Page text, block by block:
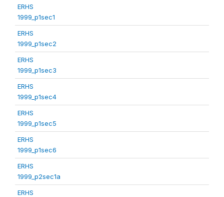
ERHS
1999_p1sec1
ERHS
1999_p1sec2
ERHS
1999_p1sec3
ERHS
1999_p1sec4
ERHS
1999_p1sec5
ERHS
1999_p1sec6
ERHS
1999_p2sec1a
ERHS